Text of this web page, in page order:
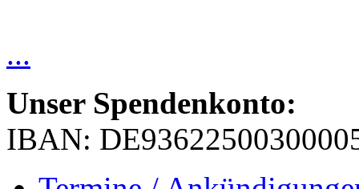
...
Unser Spendenkonto:
IBAN: